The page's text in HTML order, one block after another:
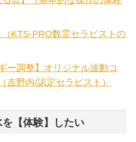
（KTS-PRO数霊セラピストの
ー調整】オリジナル波動コ
吉野内/認定セラピスト）
【体験】したい